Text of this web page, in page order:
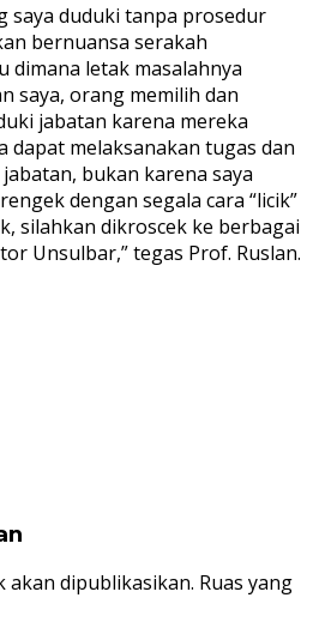
saya duduki tanpa prosedur
bernuansa serakah
dimana letak masalahnya
saya, orang memilih dan
jabatan karena mereka
dapat melaksanakan tugas dan
bukan karena saya
dengan segala cara “licik”
silahkan dikroscek ke berbagai
Unsulbar,” tegas Prof. Ruslan.
akan dipublikasikan. Ruas yang